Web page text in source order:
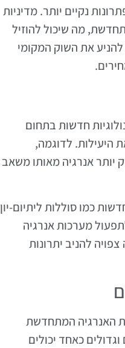
נקיים יותר. מדיניות
מה שיכול להוזיל
את השוק המקומי
חדשות בתחום
היעילות. לדוגמה,
יותר אנרגיה מאותו משאב
כמו סוללות ליתיום-יון
מערכות אנרגיה
להניב יתרונות
האנרגיה המתחדשת
כאחד יכולים